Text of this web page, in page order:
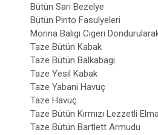
Bütün Sarı Bezelye
Bütün Pinto Fasulyeleri
Morina Balıgı Cigeri
Taze Bütün Kabak
Taze Bütün Balkabagı
Taze Yesil Kabak
Taze Yabani Havuç
Taze Havuç
Taze Bütün Kırmızı Lezzetli
Taze Bütün Bartlett Armudu